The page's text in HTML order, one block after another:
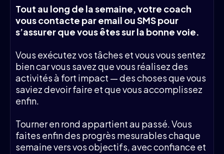
Tout au long de la semaine, votre coach
vous contacte par email ou SMS pour
s’assurer que vous êtes sur la bonne voie.
Vous exécutez vos tâches et vous vous sentez
bien car vous savez que vous réalisez des
activités à fort impact — des choses que vous
saviez devoir faire et que vous accomplissez
enfin.
Tourner en rond appartient au passé. Vous
faites enfin des progrès mesurables chaque
semaine vers vos objectifs, avec confiance et